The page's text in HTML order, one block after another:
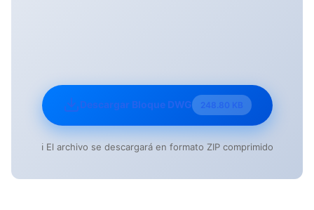
Descargar Bloque DWG 248.80 KB
ℹ️ El archivo se descargará en formato ZIP comprimido